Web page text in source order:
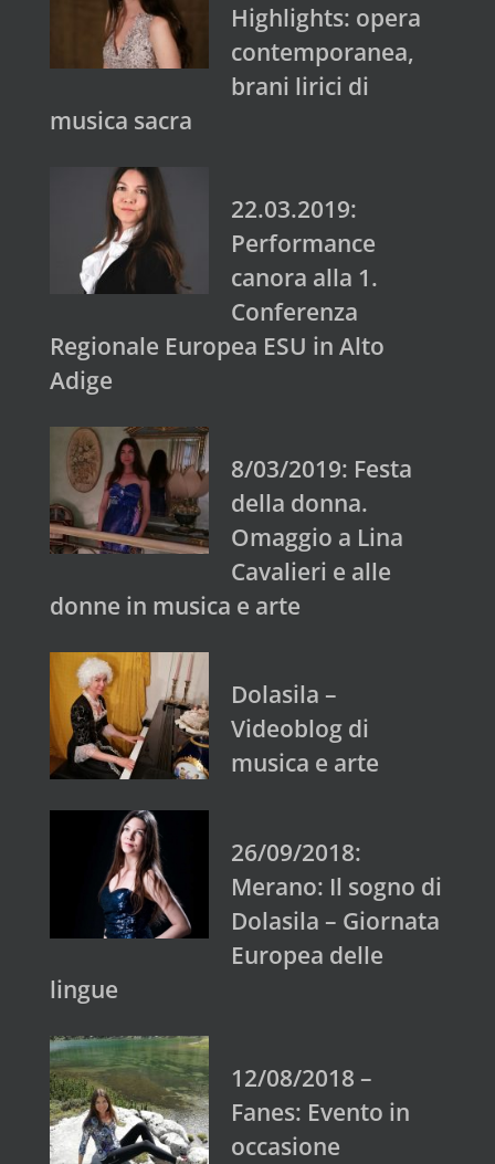
Highlights: opera
contemporanea,
brani lirici di
musica sacra
22.03.2019:
Performance
canora alla 1.
Conferenza
Regionale Europea ESU in Alto
Adige
8/03/2019: Festa
della donna.
Omaggio a Lina
Cavalieri e alle
donne in musica e arte
Dolasila –
Videoblog di
musica e arte
26/09/2018:
Merano: Il sogno di
Dolasila – Giornata
Europea delle
lingue
12/08/2018 –
Fanes: Evento in
occasione